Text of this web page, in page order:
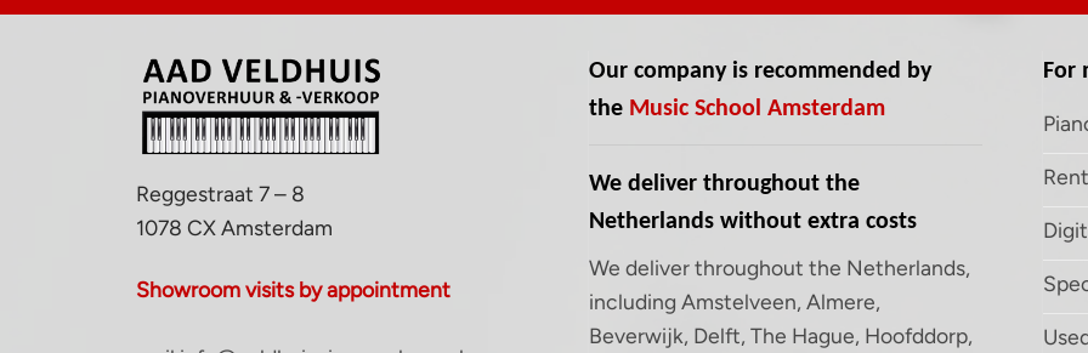
Reggestraat 7 – 8
1078 CX Amsterdam
Showroom visits by appointment
Our company is recommended by
the Music School Amsterdam
We deliver throughout the
Netherlands without extra costs
We deliver throughout the Netherlands,
including Amstelveen, Almere,
Beverwijk, Delft, The Hague, Hoofddorp,
For